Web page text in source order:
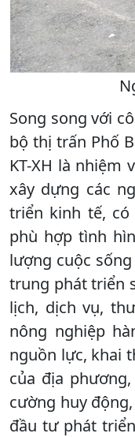
Song song với
bộ thị trấn Phố
KT-XH là nhiệm
xây dựng các
triển kinh tế,
phù hợp tình
lượng cuộc
trung phát triển
lịch, dịch vụ,
nông nghiệp
nguồn lực, khai
của địa
cường huy
đầu tư phát